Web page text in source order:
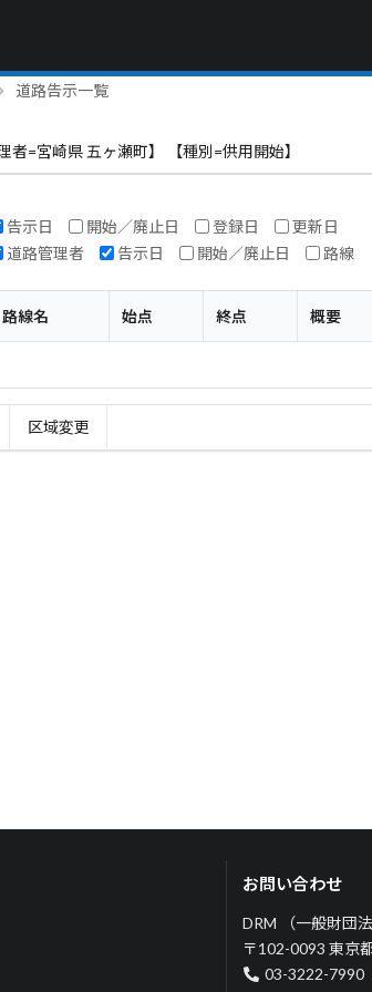
道路告示一覧
者=宮崎県 五ヶ瀬町】 【種別=供用開始】
告示日 開始／廃止日 登録日 更新日
道路管理者 告示日 開始／廃止日 路線
路線名 始点 終点 概要
区域変更
お問い合わせ
DRM （一般財団
〒102-0093 東京
03-3222-7990